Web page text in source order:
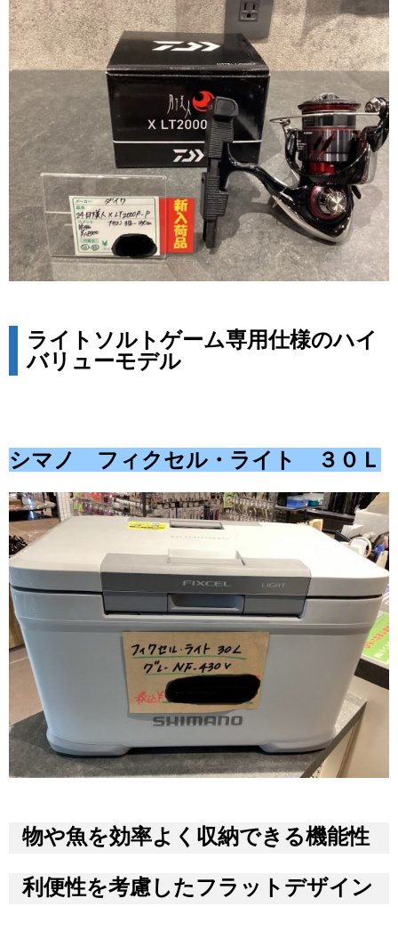
ライトソルトゲーム専用仕様のハイ
バリューモデル
シマノ フィクセル・ライト ３０Ｌ
物や魚を効率よく収納できる機能性
利便性を考慮したフラットデザイン